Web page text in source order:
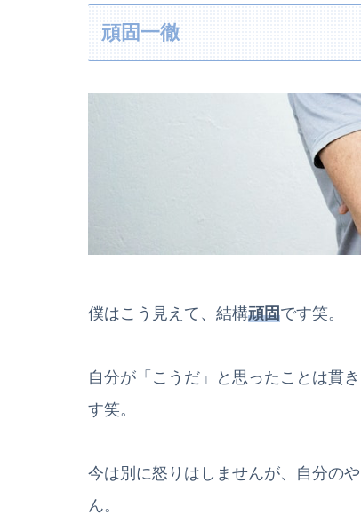
頑固一徹
僕はこう見えて、結構頑固です笑。
自分が「こうだ」と思ったことは貫
す笑。
今は別に怒りはしませんが、自分の
ん。